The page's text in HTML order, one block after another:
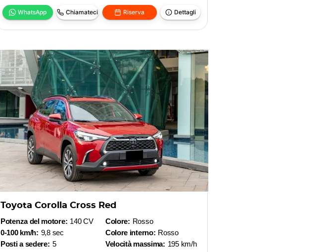
WhatsApp Chiamateci Riserva Dettagli
Toyota Corolla Cross Red
Potenza del motore: 140 CV
0-100 km/h: 9,8 sec
Posti a sedere: 5
Colore: Rosso
Colore interno: Rosso
Velocità massima: 195 km/h